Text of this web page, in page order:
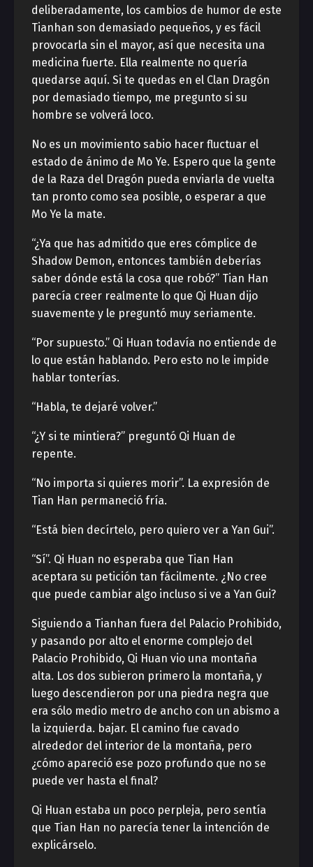
deliberadamente, los cambios de humor de este
Tianhan son demasiado pequeños, y es fácil
provocarla sin el mayor, así que necesita una
medicina fuerte. Ella realmente no quería
quedarse aquí. Si te quedas en el Clan Dragón
por demasiado tiempo, me pregunto si su
hombre se volverá loco.
No es un movimiento sabio hacer fluctuar el
estado de ánimo de Mo Ye. Espero que la gente
de la Raza del Dragón pueda enviarla de vuelta
tan pronto como sea posible, o esperar a que
Mo Ye la mate.
“¿Ya que has admitido que eres cómplice de
Shadow Demon, entonces también deberías
saber dónde está la cosa que robó?” Tian Han
parecía creer realmente lo que Qi Huan dijo
suavemente y le preguntó muy seriamente.
“Por supuesto.” Qi Huan todavía no entiende de
lo que están hablando. Pero esto no le impide
hablar tonterías.
“Habla, te dejaré volver.”
“¿Y si te mintiera?” preguntó Qi Huan de
repente.
“No importa si quieres morir”. La expresión de
Tian Han permaneció fría.
“Está bien decírtelo, pero quiero ver a Yan Gui”.
“Sí”. Qi Huan no esperaba que Tian Han
aceptara su petición tan fácilmente. ¿No cree
que puede cambiar algo incluso si ve a Yan Gui?
Siguiendo a Tianhan fuera del Palacio Prohibido,
y pasando por alto el enorme complejo del
Palacio Prohibido, Qi Huan vio una montaña
alta. Los dos subieron primero la montaña, y
luego descendieron por una piedra negra que
era sólo medio metro de ancho con un abismo a
la izquierda. bajar. El camino fue cavado
alrededor del interior de la montaña, pero
¿cómo apareció ese pozo profundo que no se
puede ver hasta el final?
Qi Huan estaba un poco perpleja, pero sentía
que Tian Han no parecía tener la intención de
explicárselo.